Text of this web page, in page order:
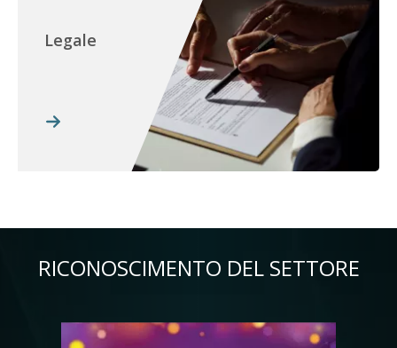
Legale
RICONOSCIMENTO DEL SETTORE
Immagine